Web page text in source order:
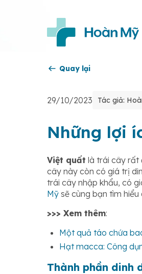
Quay lại
29/10/2023 Tác giả:
Những lợi
Việt quất là trái cây rất
cây này còn có giá trị
trái cây nhập khẩu, có
Mỹ sẽ cùng bạn tìm
>>> Xem thêm:
Một quả táo chứa
Hạt macca: Công
Thành phần dinh